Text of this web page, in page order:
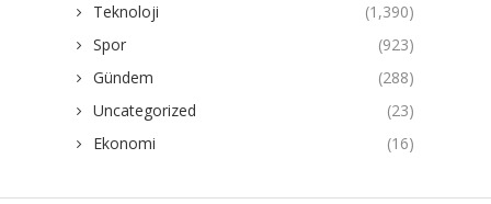
Teknoloji
(1,390)
Spor
(923)
Gündem
(288)
Uncategorized
(23)
Ekonomi
(16)